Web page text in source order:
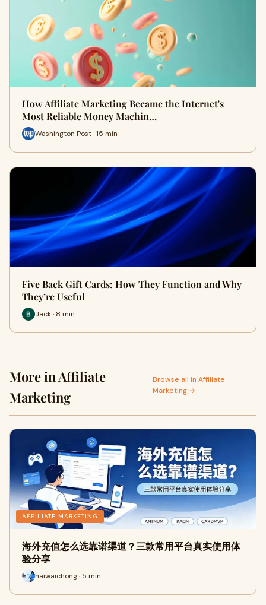
How Affiliate Marketing Became the Internet's
Most Reliable Money Machin…
Washington Post · 15 min
Five Back Gift Cards: How They Function and Why
They’re Useful
Jack · 8 min
More in Affiliate
Marketing
Browse all in Affiliate
Marketing →
AFFILIATE MARKETING
海外充值怎么选靠谱渠道？三款常用平台真实使用体
验分享
haiwaichong · 5 min